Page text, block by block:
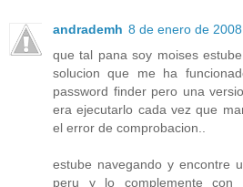
andrademh 8 de enero de 2008
que tal pana soy moises
solucion que me ha
password finder pero una
era ejecutarlo cada vez que
el error de comprobacion..
estube navegando y encontre
peru y lo complemente